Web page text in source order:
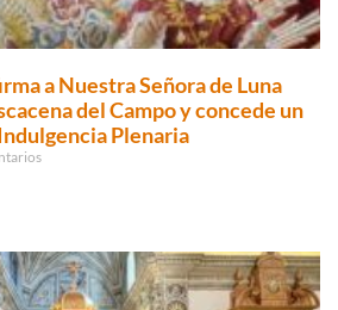
a Nuestra Señora de Luna
del Campo y concede un
Plenaria